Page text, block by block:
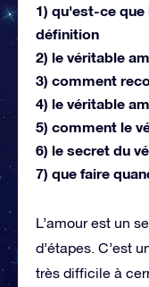
1) qu'est-ce que
définition
2) le véritable
3) comment
4) le véritable
5) comment le
6) le secret du
7) que faire
L’amour est un
d’étapes. C’est
très difficile à